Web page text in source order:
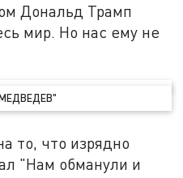
Дональд Трамп
мир. Но нас ему не
то, что изрядно
"Нам обманули и